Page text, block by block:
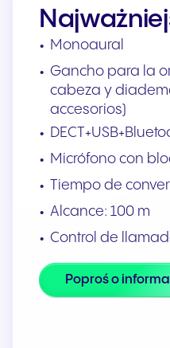
Monoaural
Gancho para la
cabeza y
accesorios)
Micrófono con
Tiempo de
Alcance: 100 m
Control de
Poproś o